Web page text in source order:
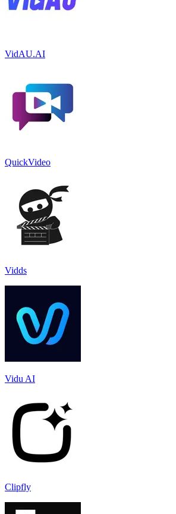
VidAU.AI
QuickVideo
Vidds
Vidu AI
Clipfly